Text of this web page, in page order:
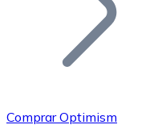
Comprar Optimism